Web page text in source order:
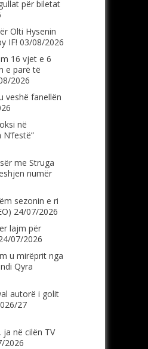
për biletat
Olti Hysenin
IF! 03/08/2026
16 vjet e 6
e parë të
2026
veshë fanellën
në
me Struga
numër
sezonin e ri
24/07/2026
lajm për
07/2026
u mirëprit nga
Qyra
autorë i golit
27
ja në cilën TV
2026